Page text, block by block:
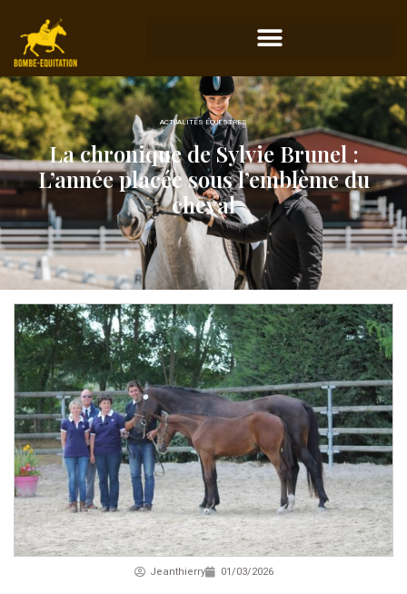
ACTUALITÉS ÉQUESTRES
La chronique de Sylvie Brunel :
L’année placée sous l’emblème du
cheval
Jeanthierry 01/03/2026